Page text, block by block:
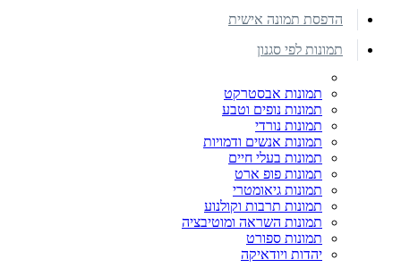
הדפסת תמונה אישית
תמונות לפי סגנון
תמונות אבסטרקט
תמונות נופים וטבע
תמונות נורדי
תמונות אנשים ודמויות
תמונות בעלי חיים
תמונות פופ ארט
תמונות גיאומטרי
תמונות תרבות וקולנוע
תמונות השראה ומוטיבציה
תמונות ספורט
יהדות ויודאיקה